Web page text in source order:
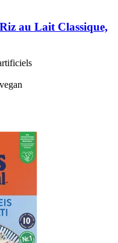
au Lait Classique,